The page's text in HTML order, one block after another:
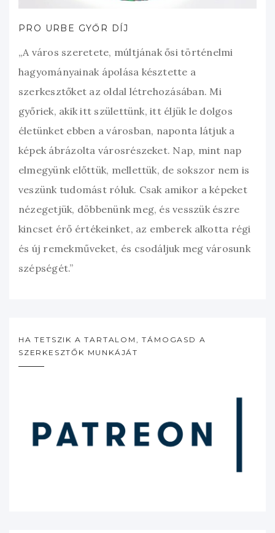
PRO URBE GYŐR DÍJ
„A város szeretete, múltjának ősi történelmi
hagyományainak ápolása késztette a
szerkesztőket az oldal létrehozásában. Mi
győriek, akik itt születtünk, itt éljük le dolgos
életünket ebben a városban, naponta látjuk a
képek ábrázolta városrészeket. Nap, mint nap
elmegyünk előttük, mellettük, de sokszor nem is
veszünk tudomást róluk. Csak amikor a képeket
nézegetjük, döbbenünk meg, és vesszük észre
kincset érő értékeinket, az emberek alkotta régi
és új remekműveket, és csodáljuk meg városunk
szépségét.”
HA TETSZIK A TARTALOM, TÁMOGASD A
SZERKESZTŐK MUNKÁJÁT